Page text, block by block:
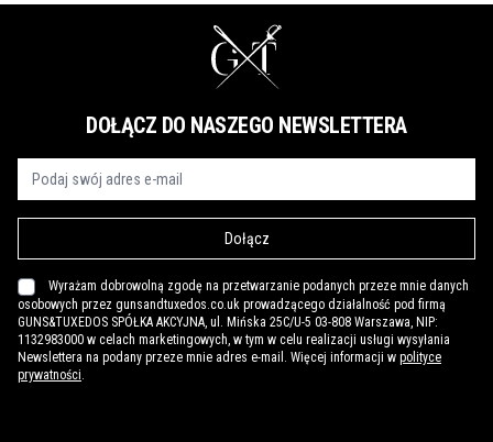
DOŁĄCZ DO NASZEGO NEWSLETTERA
Dołącz
Wyrażam dobrowolną zgodę na przetwarzanie podanych przeze mnie danych
osobowych przez gunsandtuxedos.co.uk prowadzącego działalność pod firmą
GUNS&TUXEDOS SPÓŁKA AKCYJNA, ul. Mińska 25C/U-5 03-808 Warszawa, NIP:
1132983000 w celach marketingowych, w tym w celu realizacji usługi wysyłania
Newslettera na podany przeze mnie adres e-mail. Więcej informacji w polityce
prywatności